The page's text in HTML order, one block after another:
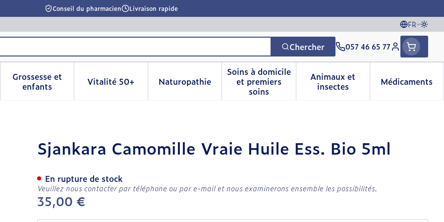
Conseil du pharmacien Livraison rapide
FR
Langues
Chercher 057 46 65 77
Menu client
Beauté, soins et hygiène
sous-menu pour la catégorie Régime, alimentation & vitamines
Grossesse et
enfantsAfficher le sous-menu pour la catégorie Grossesse et enfants
Vitalité 50+Afficher le sous-menu pour la catégorie Vitalité 50+
NaturopathieAfficher le sous-menu pour la catégorie Naturopathie
Soins à domicile
et premiers
soins
Afficher le sous-menu pour la catégorie Soins
Animaux et
insectes
Afficher le sous-menu pour
Médicaments
Afficher
Ess. Bio 5ml
Sjankara Camomille Vraie Huile Ess. Bio 5ml
35,00 €
En rupture de stock
Veuillez nous contacter par téléphone ou par e-mail et nous examinerons ensemble les possibilités.